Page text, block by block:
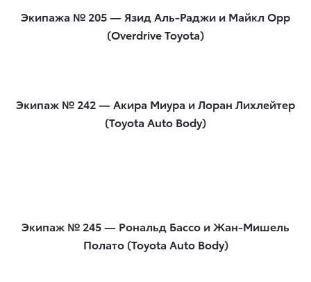
Экипажа № 205 — Язид Аль-Раджи и Майкл Орр
(Overdrive Toyota)
Экипаж № 242 — Акира Миура и Лоран Лихлейтер
(Toyota Auto Body)
Экипаж № 245 — Рональд Бассо и Жан-Мишель
Полато (Toyota Auto Body)